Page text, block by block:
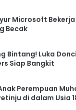
Microsoft
Becak
Bintang! Luka
Siap Bangkit
Perempuan
di dalam Usia